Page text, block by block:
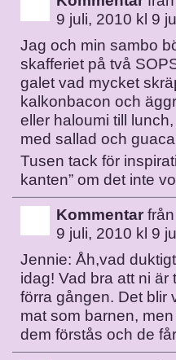
9 juli, 2010 kl 9
Jag och min sambo
skafferiet på två
galet vad mycket
kalkonbacon och
eller haloumi till
med sallad och
Tusen tack för
kanten” om det inte
Kommentar från
9 juli, 2010 kl 9
Jennie: Åh,vad
idag! Vad bra att ni
förra gången. Det blir
mat som barnen,
dem förstås och de